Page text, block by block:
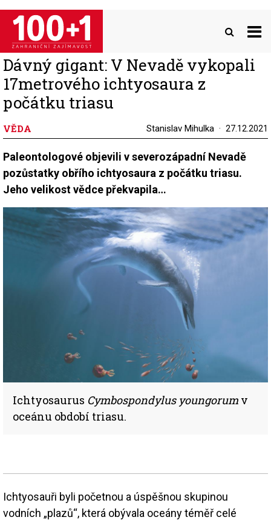
Přejít
hlavnímu
obsahu
Dávný gigant: V Nevadě vykopali
17metrového ichtyosaura z
počátku triasu
VĚDA Stanislav Mihulka 27.12.2021
Paleontologové objevili v severozápadní Nevadě
pozůstatky obřího ichtyosaura z počátku triasu.
Jeho velikost vědce překvapila…
Ichtyosaurus Cymbospondylus youngorum v
oceánu období triasu.
Ichtyosauři byli početnou a úspěšnou skupinou
vodních „plazů“, která obývala oceány téměř celé